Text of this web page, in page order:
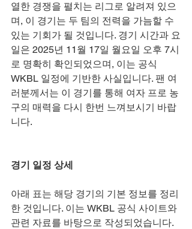
열한 경쟁을 펼치는 리그로 알려져 있으
며, 이 경기는 두 팀의 전력을 가늠할 수
있는 기회가 될 것입니다. 경기 시간과 요
일은 2025년 11월 17일 월요일 오후 7시
로 명확히 확인되었으며, 이는 공식
WKBL 일정에 기반한 사실입니다. 팬 여
러분께서는 이 경기를 통해 여자 프로 농
구의 매력을 다시 한번 느껴보시기 바랍
니다.
경기 일정 상세
아래 표는 해당 경기의 기본 정보를 정리
한 것입니다. 이는 WKBL 공식 사이트와
관련 자료를 바탕으로 작성되었습니다.